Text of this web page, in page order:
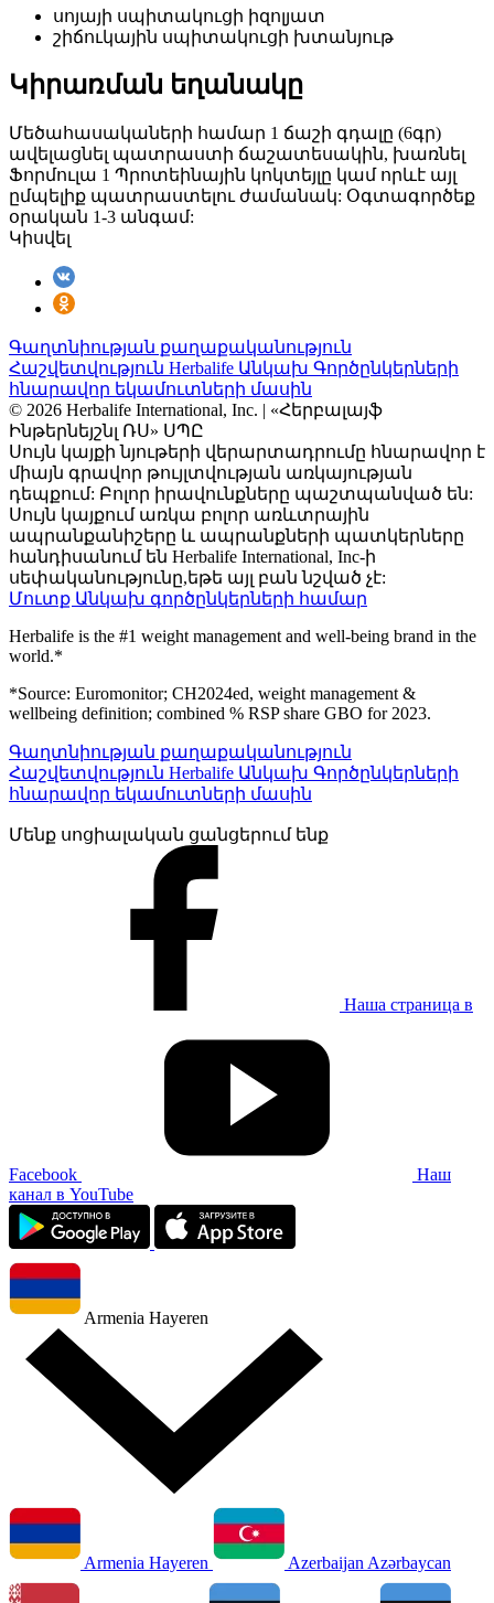
սոյայի սպիտակուցի իզոլյատ
շիճուկային սպիտակուցի խտանյութ
Կիրառման եղանակը
Մեծահասակաների համար 1 ճաշի գդալը (6գր)
ավելացնել պատրաստի ճաշատեսակին, խառնել
Ֆորմուլա 1 Պրոտեինային կոկտեյլը կամ որևէ այլ
ըմպելիք պատրաստելու ժամանակ: Օգտագործեք
օրական 1-3 անգամ:
Կիսվել
Գաղտնիության քաղաքականություն
Հաշվետվություն Herbalife Անկախ Գործընկերների
հնարավոր եկամուտների մասին
© 2026 Herbalife International, Inc. | «Հերբալայֆ
Ինթերնեյշնլ ՌՍ» ՍՊԸ
Սույն կայքի նյութերի վերարտադրումը հնարավոր է
միայն գրավոր թույլտվության առկայության
դեպքում: Բոլոր իրավունքները պաշտպանված են:
Սույն կայքում առկա բոլոր առևտրային
ապրանքանիշերը և ապրանքների պատկերները
հանդիսանում են Herbalife International, Inc-ի
սեփականությունը,եթե այլ բան նշված չէ:
Մուտք Անկախ գործընկերների համար
Herbalife is the #1 weight management and well-being brand in the
world.*
*Source: Euromonitor; CH2024ed, weight management &
wellbeing definition; combined % RSP share GBO for 2023.
Գաղտնիության քաղաքականություն
Հաշվետվություն Herbalife Անկախ Գործընկերների
հնարավոր եկամուտների մասին
Մենք սոցիալական ցանցերում ենք
Наша страница в
Facebook
Наш
канал в YouTube
Armenia Hayeren
Armenia Hayeren Azerbaijan Azərbaycan